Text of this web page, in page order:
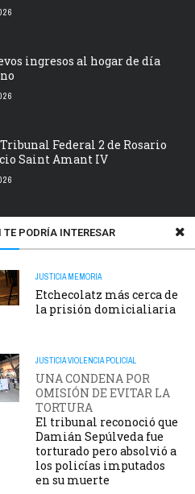
PODRÍA INTERESAR
JUSTICIA MEMORIA
Etchecolatz más cerca de
la prisión domicialiaria
JUSTICIAVIOLENCIA POLICIAL
UNA CONDENA POR
OMISIÓN DE EVITAR LA
TORTURA
El tribunal reconoció que
Damián Sepúlveda fue
torturado pero absolvió a
los policías imputados
en su muerte
ingresos al hogar de día
Federal 2 de Rosario
Saint Amant IV
en rechazo a la
de tierras, manejo del